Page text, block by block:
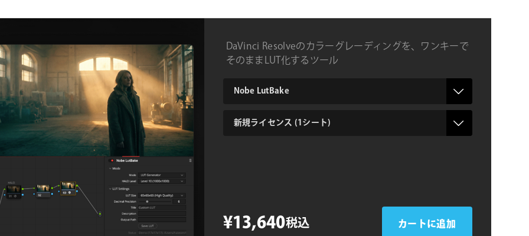
ィ・
ナ
ゲ
ー
DaVinci Resolveのカラーグレーディングを、ワンキーで
そのままLUT化するツール
product
type
¥13,640税込 カートに追加